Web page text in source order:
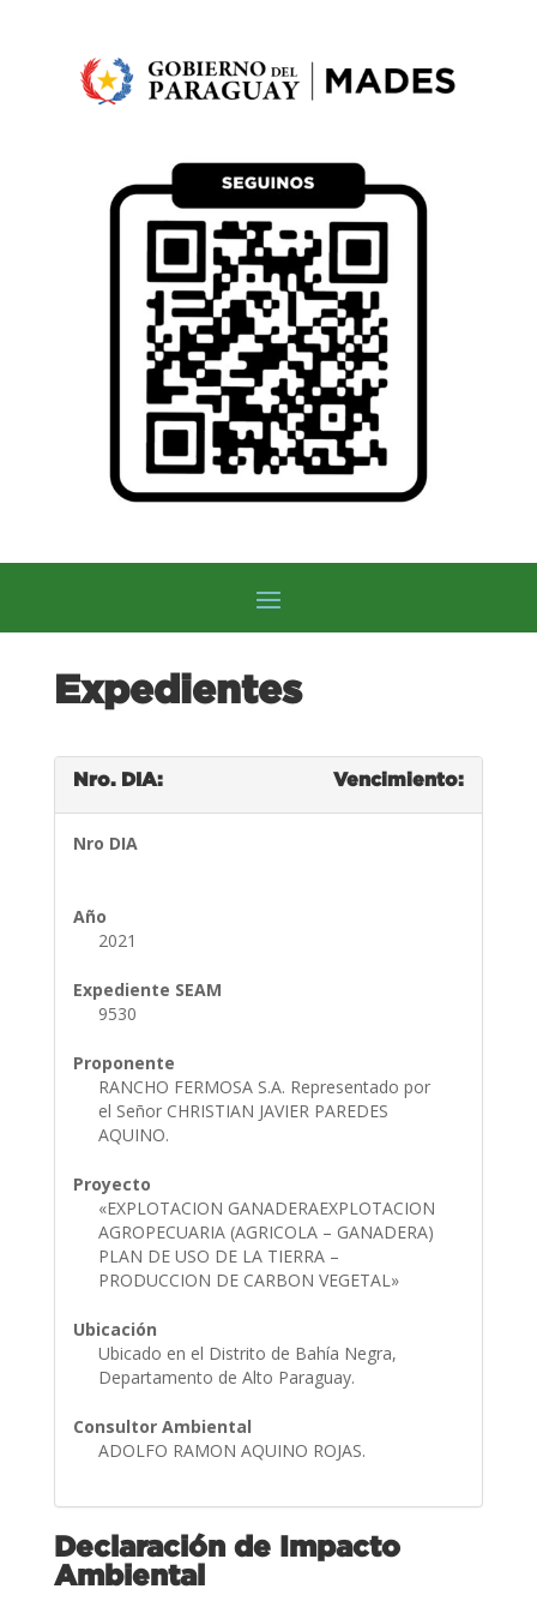
Expedientes
Nro. DIA: Vencimiento:
Nro DIA
Año
2021
Expediente SEAM
9530
Proponente
RANCHO FERMOSA S.A. Representado por
el Señor CHRISTIAN JAVIER PAREDES
AQUINO.
Proyecto
«EXPLOTACION GANADERAEXPLOTACION
AGROPECUARIA (AGRICOLA – GANADERA)
PLAN DE USO DE LA TIERRA –
PRODUCCION DE CARBON VEGETAL»
Ubicación
Ubicado en el Distrito de Bahía Negra,
Departamento de Alto Paraguay.
Consultor Ambiental
ADOLFO RAMON AQUINO ROJAS.
Declaración de Impacto
Ambiental